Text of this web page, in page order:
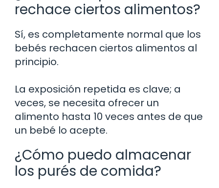
rechace ciertos alimentos?
Sí, es completamente normal que los
bebés rechacen ciertos alimentos al
principio.
La exposición repetida es clave; a
veces, se necesita ofrecer un
alimento hasta 10 veces antes de que
un bebé lo acepte.
¿Cómo puedo almacenar
los purés de comida?